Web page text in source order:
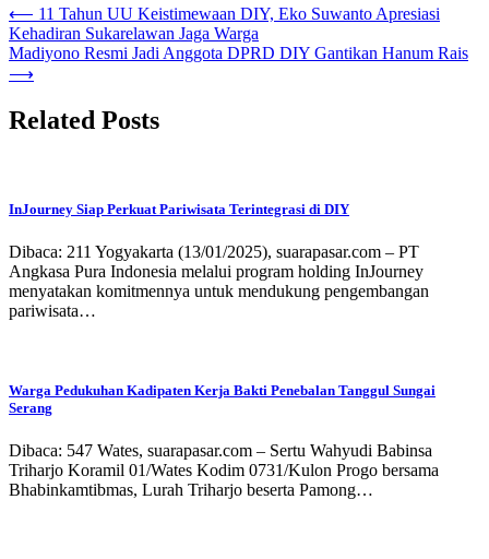
Navigasi
pos
⟵ 11 Tahun UU Keistimewaan DIY, Eko Suwanto Apresiasi
Kehadiran Sukarelawan Jaga Warga
Madiyono Resmi Jadi Anggota DPRD DIY Gantikan Hanum Rais
⟶
Related Posts
InJourney Siap Perkuat Pariwisata Terintegrasi di DIY
Dibaca: 211 Yogyakarta (13/01/2025), suarapasar.com – PT
Angkasa Pura Indonesia melalui program holding InJourney
menyatakan komitmennya untuk mendukung pengembangan
pariwisata…
Warga Pedukuhan Kadipaten Kerja Bakti Penebalan Tanggul Sungai
Serang
Dibaca: 547 Wates, suarapasar.com – Sertu Wahyudi Babinsa
Triharjo Koramil 01/Wates Kodim 0731/Kulon Progo bersama
Bhabinkamtibmas, Lurah Triharjo beserta Pamong…